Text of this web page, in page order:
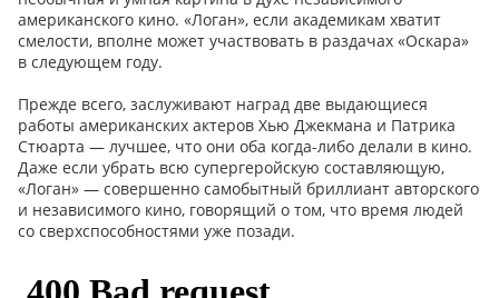
американского кино. «Логан», если академикам хватит
смелости, вполне может участвовать в раздачах «Оскара»
в следующем году.
Прежде всего, заслуживают наград две выдающиеся
работы американских актеров Хью Джекмана и Патрика
Стюарта — лучшее, что они оба когда-либо делали в кино.
Даже если убрать всю супергеройскую составляющую,
«Логан» — совершенно самобытный бриллиант авторского
и независимого кино, говорящий о том, что время людей
со сверхспособностями уже позади.